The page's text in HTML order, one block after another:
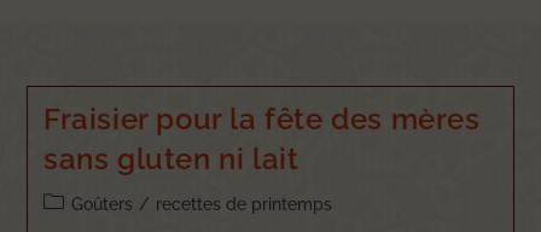
Fraisier pour la fête des mères
sans gluten ni lait
Goûters / recettes de printemps